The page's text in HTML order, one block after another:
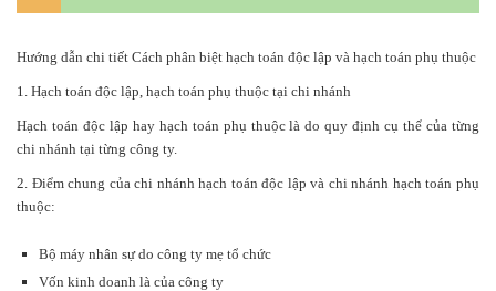
Hướng dẫn chi tiết Cách phân biệt hạch toán độc lập và hạch toán phụ thuộc
1. Hạch toán độc lập, hạch toán phụ thuộc tại chi nhánh
Hạch toán độc lập hay hạch toán phụ thuộc là do quy định cụ thể của từng
chi nhánh tại từng công ty.
2. Điểm chung của chi nhánh hạch toán độc lập và chi nhánh hạch toán phụ
thuộc:
Bộ máy nhân sự do công ty mẹ tổ chức
Vốn kinh doanh là của công ty